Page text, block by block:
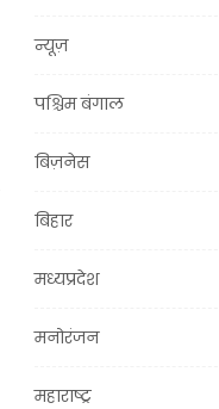
न्यूज़
पश्चिम बंगाल
बिज़नेस
बिहार
मध्यप्रदेश
मनोरंजन
महाराष्ट्र